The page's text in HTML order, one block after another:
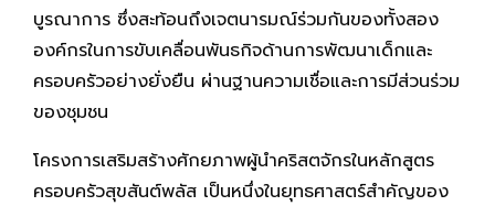
บูรณาการ ซึ่งสะท้อนถึงเจตนารมณ์ร่วมกันของทั้งสอง
องค์กรในการขับเคลื่อนพันธกิจด้านการพัฒนาเด็กและ
ครอบครัวอย่างยั่งยืน ผ่านฐานความเชื่อและการมีส่วนร่วม
ของชุมชน
โครงการเสริมสร้างศักยภาพผู้นำคริสตจักรในหลักสูตร
ครอบครัวสุขสันต์พลัส เป็นหนึ่งในยุทธศาสตร์สำคัญของ